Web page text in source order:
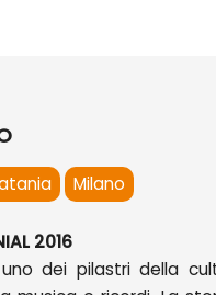
Milano
2016
uno dei pilastri della